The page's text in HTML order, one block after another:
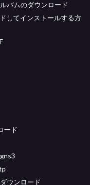
バムのダウンロード
してインストールする方
ード
ウンロード